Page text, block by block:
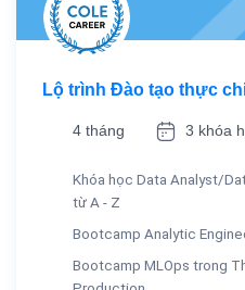
Lộ trình Đào tạo thực
4 tháng 3 khóa
Khóa học Data Analyst/
từ A - Z
Bootcamp Analytic
Bootcamp MLOps trong